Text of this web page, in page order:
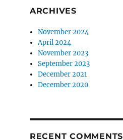
ARCHIVES
November 2024
April 2024
November 2023
September 2023
December 2021
December 2020
RECENT COMMENTS